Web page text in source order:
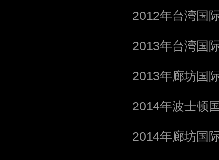
2012年台湾国
2013年台湾国
2013年廊坊国
2014年波士顿
2014年廊坊国